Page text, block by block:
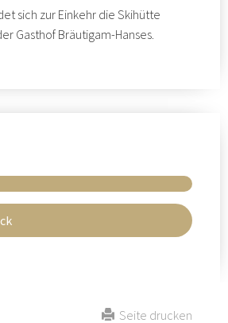
sich zur Einkehr die Skihütte
Gasthof Bräutigam-Hanses.
Seite drucken